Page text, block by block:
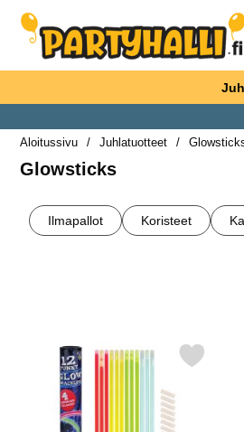
Ostoskori laajennettu Partyhallen
Aloitussivu
Juhlatuotteet
Glowsticks
tuotteisiinalakategoriat
Ilmapallot Koristeet
tuotelista
Merkitse glowstick-rannekorut 12-